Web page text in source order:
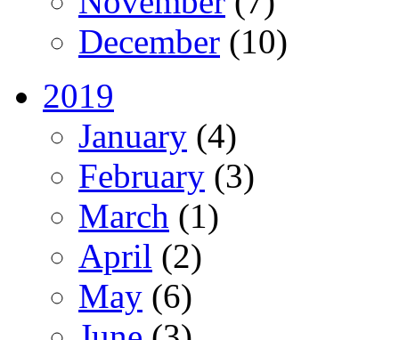
December (10)
2019
January (4)
February (3)
March (1)
April (2)
May (6)